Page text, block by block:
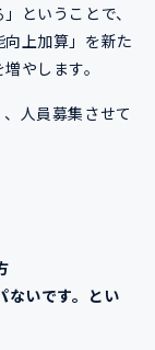
ということで、
向上加算」を新た
やします。
人員募集させて
ないです。とい